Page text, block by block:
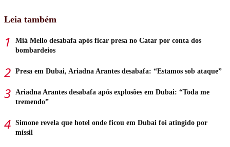
Leia também
Miá Mello desabafa após ficar presa no Catar por conta dos
bombardeios
Presa em Dubai, Ariadna Arantes desabafa: “Estamos sob ataque”
Ariadna Arantes desabafa após explosões em Dubai: “Toda me
tremendo”
Simone revela que hotel onde ficou em Dubai foi atingido por
míssil